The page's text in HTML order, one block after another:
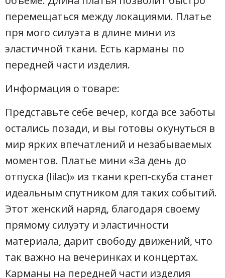
перемещаться между локациями. Платье
пря мого силуэта в длине мини из
эластичной ткани. Есть карманы по
передней части изделия.
Информация о товаре:
Представьте себе вечер, когда все заботы
остались позади, и вы готовы окунуться в
мир ярких впечатлений и незабываемых
моментов. Платье мини «За день до
отпуска (lilac)» из ткани креп-скуба станет
идеальным спутником для таких событий.
Этот женский наряд, благодаря своему
прямому силуэту и эластичности
материала, дарит свободу движений, что
так важно на вечеринках и концертах.
Карманы на передней части изделия